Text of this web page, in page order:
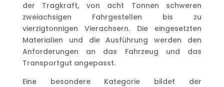
der Tragkraft, von acht Tonnen schweren
zweiachsigen Fahrgestellen bis zu
vierzigtonnigen Vierachsern. Die eingesetzten
Materialien und die Ausführung werden den
Anforderungen an das Fahrzeug und das
Transportgut angepasst.
Eine besondere Kategorie bildet der